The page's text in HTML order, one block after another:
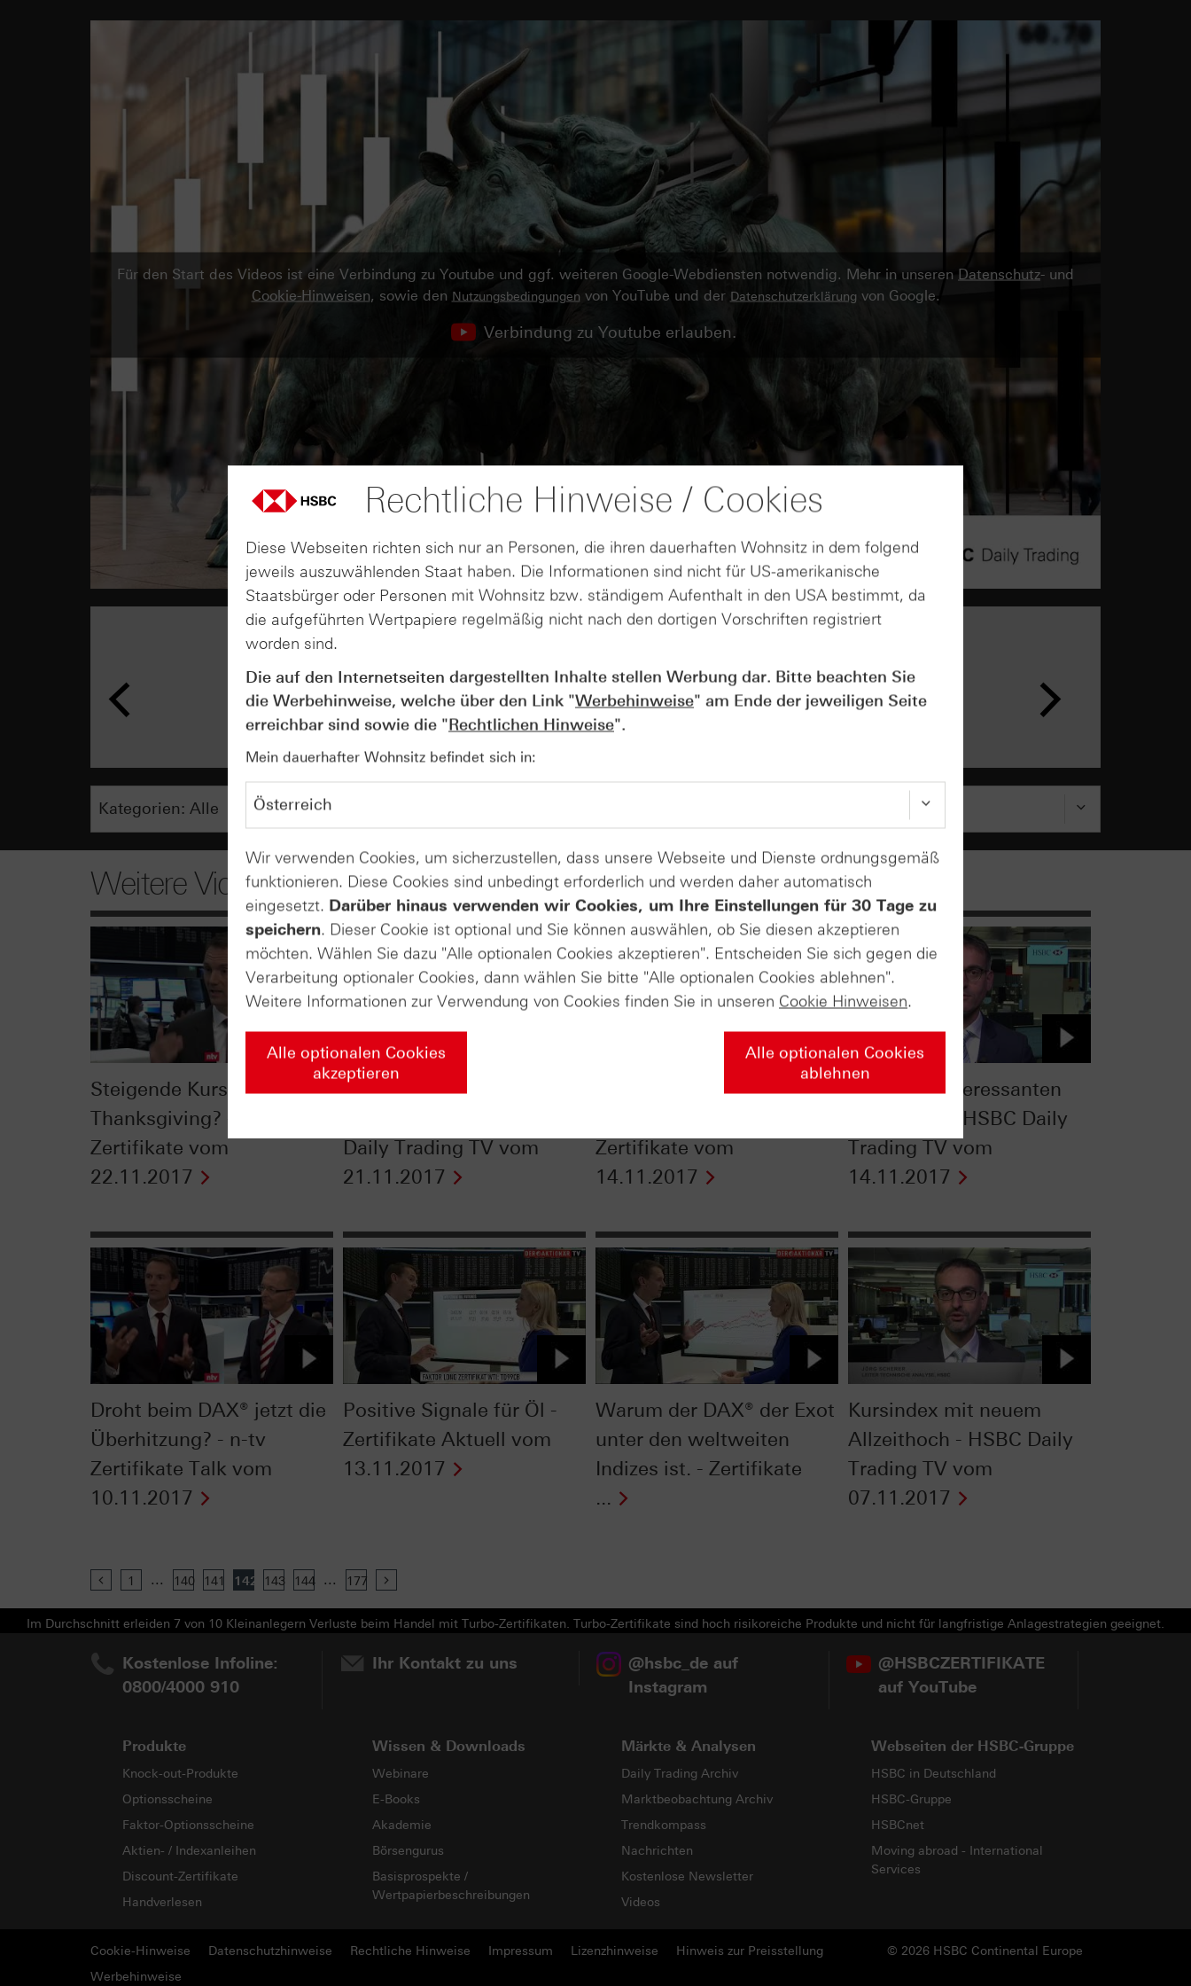
Für den Start des Videos ist eine Verbindung zu Youtube und ggf. weiteren Google-Webdiensten notwendig. Mehr in unseren Datenschutz- und
Cookie-Hinweisen, sowie den Nutzungsbedingungen von YouTube und der Datenschutzerklärung von Google.
Verbindung zu Youtube erlauben.
04
Der Blick ins Kleingedruckte: Kosten &
Kündigungen bei Derivaten - Webinar
vom 04.08.2026
Weitere Videos
Steigende Kurse dank
Thanksgiving? - n-tv
Zertifikate vom
22.11.2017
Kursgewinne um
Daily Trading TV vom
21.11.2017
DAX®-Kursindex - ist das
Zertifikate vom
14.11.2017
Korrektur interessanten
Ausmaßes - HSBC Daily
Trading TV vom
14.11.2017
Droht beim DAX® jetzt die
Überhitzung? - n-tv
Zertifikate Talk vom
10.11.2017
Positive Signale für Öl -
Zertifikate Aktuell vom
13.11.2017
Warum der DAX® der Exot
unter den weltweiten
Indizes ist. - Zertifikate
...
Kursindex mit neuem
Allzeithoch - HSBC Daily
Trading TV vom
07.11.2017
Previous
1 ... 140 141 142 143 144 ... 177
Im Durchschnitt erleiden 7 von 10 Kleinanlegern Verluste beim Handel mit Turbo-Zertifikaten. Turbo-Zertifikate sind hoch risikoreiche Produkte und nicht für langfristige Anlagestrategien geeignet.
Kostenlose Infoline:
0800/4000 910
Ihr Kontakt zu uns
@hsbc_de auf
Instagram
@HSBCZERTIFIKATE
auf YouTube
Produkte
Knock-out-Produkte
Optionsscheine
Faktor-Optionsscheine
Aktien- / Indexanleihen
Discount-Zertifikate
Handverlesen
Wissen & Downloads
Webinare
E-Books
Akademie
Börsengurus
Basisprospekte /
Wertpapierbeschreibungen
Märkte & Analysen
Daily Trading Archiv
Marktbeobachtung Archiv
Trendkompass
Nachrichten
Kostenlose Newsletter
Videos
Webseiten der HSBC-Gruppe
HSBC in Deutschland
HSBC-Gruppe
HSBCnet
Moving abroad - International
Services
Cookie-Hinweise Datenschutzhinweise Rechtliche Hinweise Impressum Lizenzhinweise © 2026 HSBC Continental Europe
Hinweis zur Preisstellung
Werbehinweise
Rechtliche Hinweise / Cookies
Diese Webseiten richten sich nur an Personen, die ihren dauerhaften Wohnsitz in dem folgend
jeweils auszuwählenden Staat haben. Die Informationen sind nicht für US-amerikanische
Staatsbürger oder Personen mit Wohnsitz bzw. ständigem Aufenthalt in den USA bestimmt, da
die aufgeführten Wertpapiere regelmäßig nicht nach den dortigen Vorschriften registriert
worden sind.
Die auf den Internetseiten dargestellten Inhalte stellen Werbung dar. Bitte beachten Sie
die Werbehinweise, welche über den Link "Werbehinweise" am Ende der jeweiligen Seite
erreichbar sind sowie die "Rechtlichen Hinweise".
Mein dauerhafter Wohnsitz befindet sich in:
Wir verwenden Cookies, um sicherzustellen, dass unsere Webseite und Dienste ordnungsgemäß
funktionieren. Diese Cookies sind unbedingt erforderlich und werden daher automatisch
eingesetzt. Darüber hinaus verwenden wir Cookies, um Ihre Einstellungen für 30 Tage zu
speichern. Dieser Cookie ist optional und Sie können auswählen, ob Sie diesen akzeptieren
möchten. Wählen Sie dazu "Alle optionalen Cookies akzeptieren". Entscheiden Sie sich gegen die
Verarbeitung optionaler Cookies, dann wählen Sie bitte "Alle optionalen Cookies ablehnen".
Weitere Informationen zur Verwendung von Cookies finden Sie in unseren Cookie Hinweisen.
Alle optionalen Cookies
akzeptieren
Alle optionalen Cookies
ablehnen